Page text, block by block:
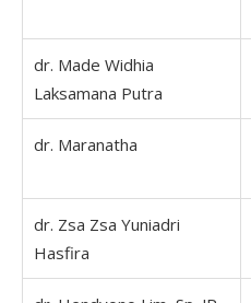
dr. Made Widhia
Laksamana Putra
dr. Maranatha
dr. Zsa Zsa Yuniadri
Hasfira